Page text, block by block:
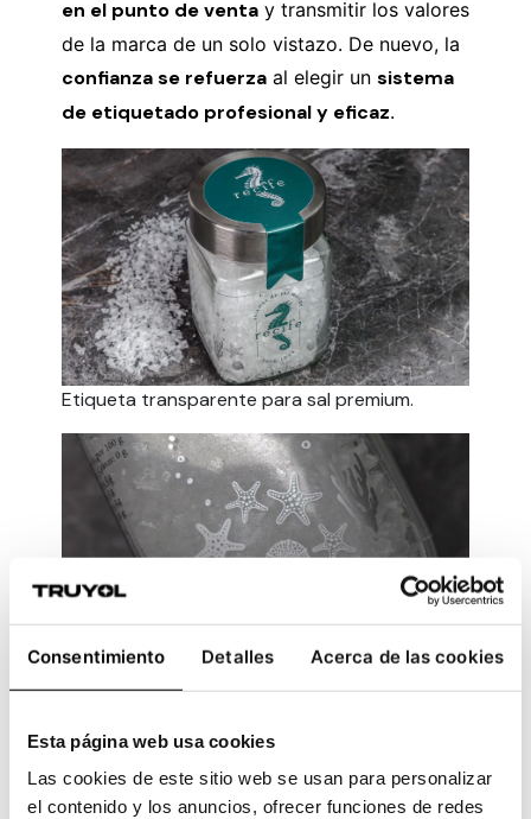
Consentimiento Detalles Acerca de las cookies
Esta página web usa cookies
Las cookies de este sitio web se usan para personalizar
el contenido y los anuncios, ofrecer funciones de redes
en el punto de venta y transmitir los valores
de la marca de un solo vistazo. De nuevo, la
confianza se refuerza al elegir un sistema
de etiquetado profesional y eficaz.
Etiqueta transparente para sal premium.
La transparencia y los detalles en tinta plata
clave está en destacar lapureza y la